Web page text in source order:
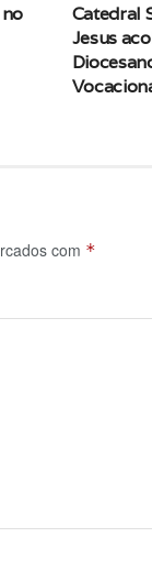
Catedral
Jesus
com *